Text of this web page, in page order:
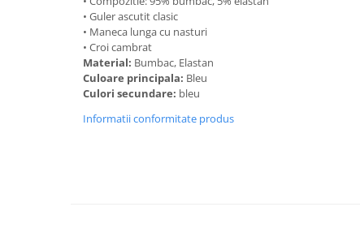
• Guler ascutit clasic
• Maneca lunga cu nasturi
• Croi cambrat
Material: Bumbac, Elastan
Culoare principala: Bleu
Culori secundare: bleu
Informatii conformitate produs